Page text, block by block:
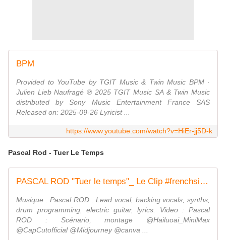
BPM
Provided to YouTube by TGIT Music & Twin Music BPM ·
Julien Lieb Naufragé ℗ 2025 TGIT Music SA & Twin Music
distributed by Sony Music Entertainment France SAS
Released on: 2025-09-26 Lyricist ...
https://www.youtube.com/watch?v=HiEr-jj5D-k
Pascal Rod - Tuer Le Temps
PASCAL ROD "Tuer le temps"_ Le Clip #frenchsinger #frenchlyrics #autoproduction
Musique : Pascal ROD : Lead vocal, backing vocals, synths,
drum programming, electric guitar, lyrics. Video : Pascal
ROD : Scénario, montage @Hailuoai_MiniMax
@CapCutofficial @Midjourney @canva ...